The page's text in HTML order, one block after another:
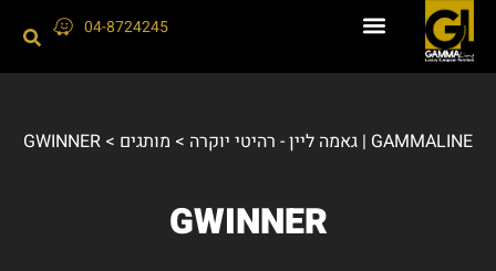
04-8724245
GAMMALINE | גאמה ליין - רהיטי יוקרה > מותגים >
GWINNER
GWINNER